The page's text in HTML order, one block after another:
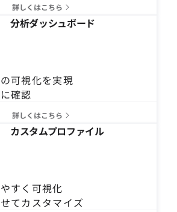
詳しくはこちら
分析ダッシュボード
可視化を実現
確認
詳しくはこちら
カスタムプロファイル
すく可視化
てカスタマイズ